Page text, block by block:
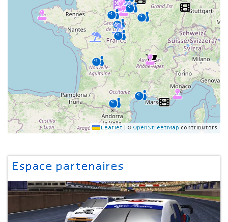
Leaflet © OpenStreetMap contributors
Espace partenaires